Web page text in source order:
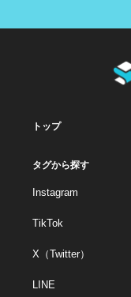
トップ
タグから探す
Instagram
TikTok
X（Twitter）
LINE